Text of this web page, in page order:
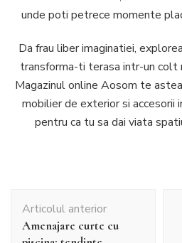
unde poti petrece momente
Da frau liber imaginatiei,
transforma-ti terasa intr-un colt
Magazinul online Aosom te
mobilier de exterior si accesorii
pentru ca tu sa dai viata
în
articole
Articolul anterior
Amenajare curte cu